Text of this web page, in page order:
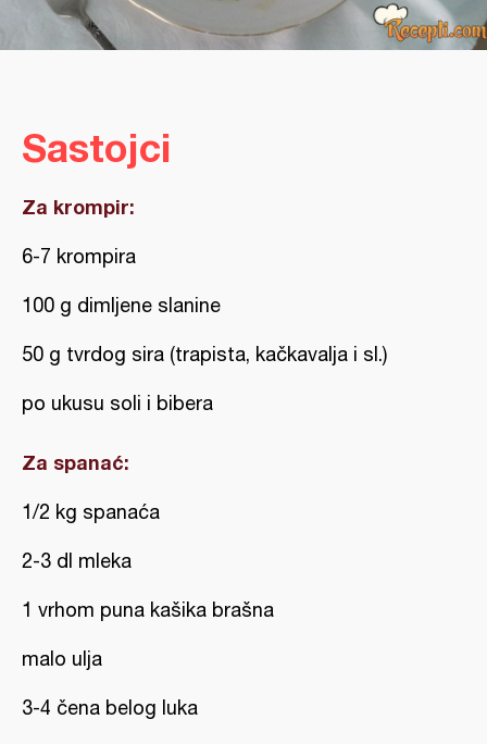
Sastojci
Za krompir:
6-7 krompira
100 g dimljene slanine
50 g tvrdog sira (trapista, kačkavalja i sl.)
po ukusu soli i bibera
Za spanać:
1/2 kg spanaća
2-3 dl mleka
1 vrhom puna kašika brašna
malo ulja
3-4 čena belog luka